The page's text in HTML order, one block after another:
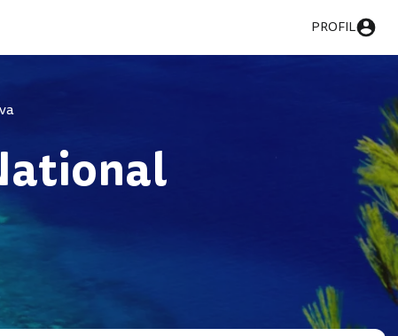
PROFIL